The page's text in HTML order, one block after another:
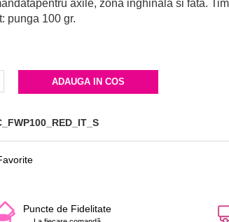
axile, zona inghinala si fata.
punga 100 gr.
ADAUGA IN COS
Puncte de Fidelitate